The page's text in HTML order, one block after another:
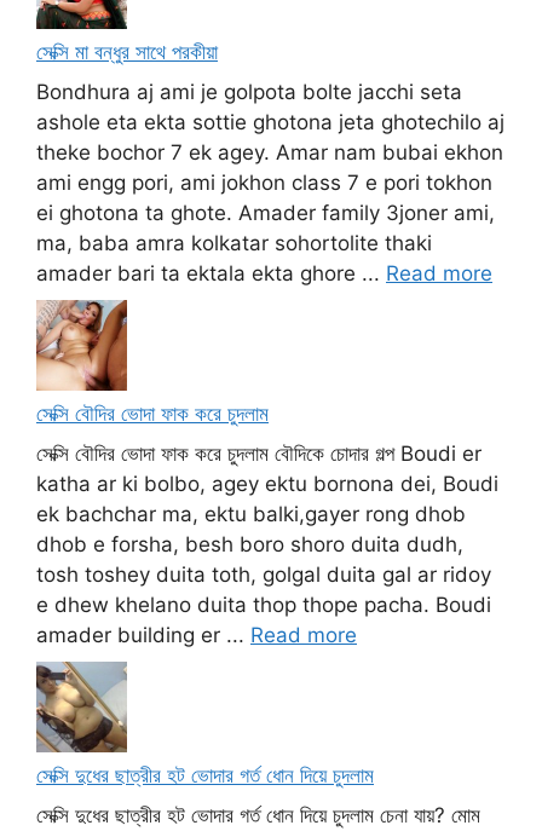
সেক্সি মা বন্ধুর সাথে পরকীয়া
Bondhura aj ami je golpota bolte jacchi seta
ashole eta ekta sottie ghotona jeta ghotechilo aj
theke bochor 7 ek agey. Amar nam bubai ekhon
ami engg pori, ami jokhon class 7 e pori tokhon
ei ghotona ta ghote. Amader family 3joner ami,
ma, baba amra kolkatar sohortolite thaki
amader bari ta ektala ekta ghore ... Read more
সেক্সি বৌদির ভোদা ফাক করে চুদলাম
সেক্সি বৌদির ভোদা ফাক করে চুদলাম বৌদিকে চোদার গল্প Boudi er
katha ar ki bolbo, agey ektu bornona dei, Boudi
ek bachchar ma, ektu balki,gayer rong dhob
dhob e forsha, besh boro shoro duita dudh,
tosh toshey duita toth, golgal duita gal ar ridoy
e dhew khelano duita thop thope pacha. Boudi
amader building er ... Read more
সেক্সি দুধের ছাত্রীর হট ভোদার গর্ত ধোন দিয়ে চুদলাম
সেক্সি দুধের ছাত্রীর হট ভোদার গর্ত ধোন দিয়ে চুদলাম চেনা যায়? মোম